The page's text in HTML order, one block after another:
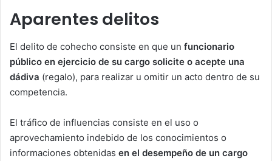
Aparentes delitos
El delito de cohecho consiste en que un funcionario
público en ejercicio de su cargo solicite o acepte una
dádiva (regalo), para realizar u omitir un acto dentro de su
competencia.
El tráfico de influencias consiste en el uso o
aprovechamiento indebido de los conocimientos o
informaciones obtenidas en el desempeño de un cargo